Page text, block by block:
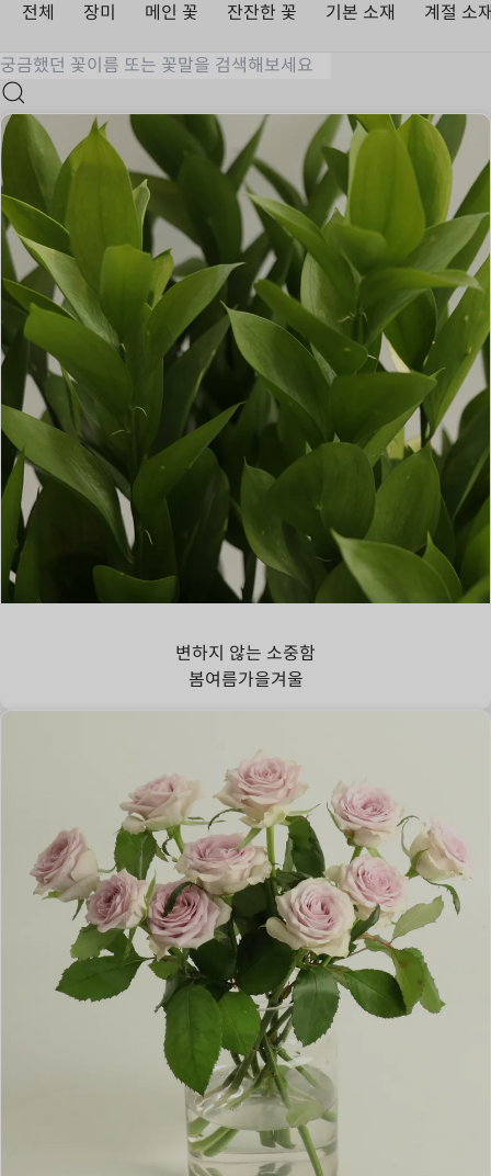
전체 장미 메인 꽃 잔잔한 꽃 기본 소재 계절 소
변하지 않는 소중함
봄여름가을겨울